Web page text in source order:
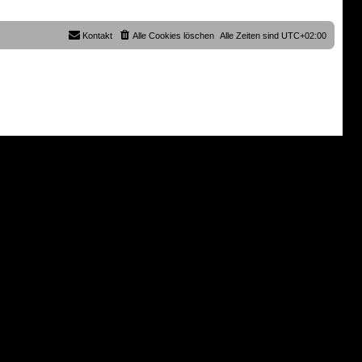
e
Alle Zeiten sindUTC+02:00
Alle Cookies löschen
Kontakt